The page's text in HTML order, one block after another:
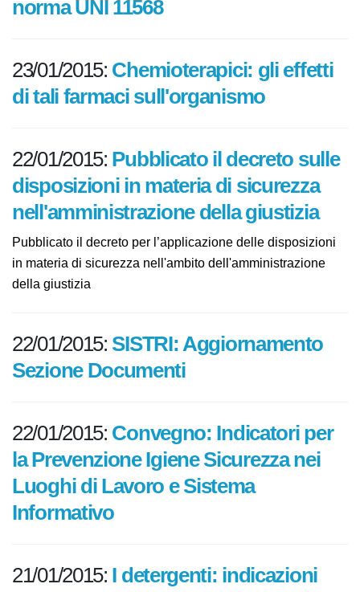
23/01/2015:Misura delle vibrazioni:
23/01/2015:Chemioterapici: gli
sull'organismo
22/01/2015:Pubblicato il decreto
sulle disposizioni in materia di
sicurezza nell'amministrazione
della giustizia
disposizioni in materia di sicurezza nell'ambito
dell'amministrazione della giustizia
22/01/2015:SISTRI: Aggiornamento
Sezione Documenti
22/01/2015:
nei Luoghi di Lavoro e Sistema